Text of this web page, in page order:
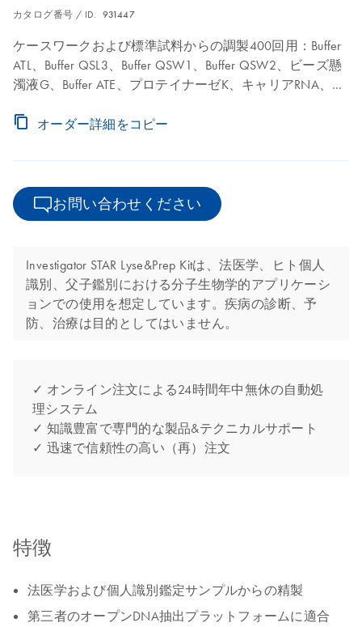
カタログ番号 / ID. 931447
ケースワークおよび標準試料からの調製400回用：Buffer
ATL、Buffer QSL3、Buffer QSW1、Buffer QSW2、ビーズ懸
濁液G、Buffer ATE、プロテイナーゼK、キャリアRNA、Q-
オーダー詳細をコピー
お問い合わせください
Investigator STAR Lyse&Prep Kitは、法医学、ヒト個人
識別、父子鑑別における分子生物学的アプリケーシ
ョンでの使用を想定しています。疾病の診断、予
防、治療は目的としてはいません。
✓ オンライン注文による24時間年中無休の自動処
理システム
✓ 知識豊富で専門的な製品&テクニカルサポート
✓ 迅速で信頼性の高い（再）注文
特徴
法医学および個人識別鑑定サンプルからの精製
第三者のオープンDNA抽出プラットフォームに適合